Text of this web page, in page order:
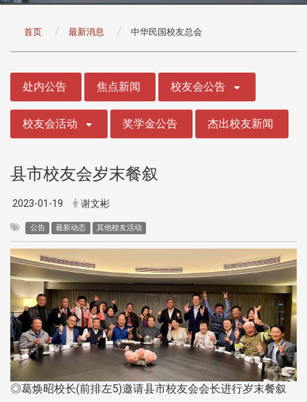
首页 最新消息 中华民国校友总会
处内公告 焦点新闻 校友会公告
校友会活动 奖学金公告 杰出校友新闻
县市校友会岁末餐叙
2023-01-19 谢文彬
公告 最新动态 其他校友活动
◎葛焕昭校长(前排左5)邀请县市校友会会长进行岁末餐叙